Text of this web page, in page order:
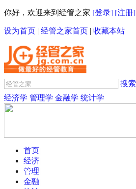
你好，欢迎来到经管之家 [登录] [注册]
设为首页 | 经管之家首页 | 收藏本站
搜索
经济学 管理学 金融学 统计学
首页|
经济|
管理|
金融|